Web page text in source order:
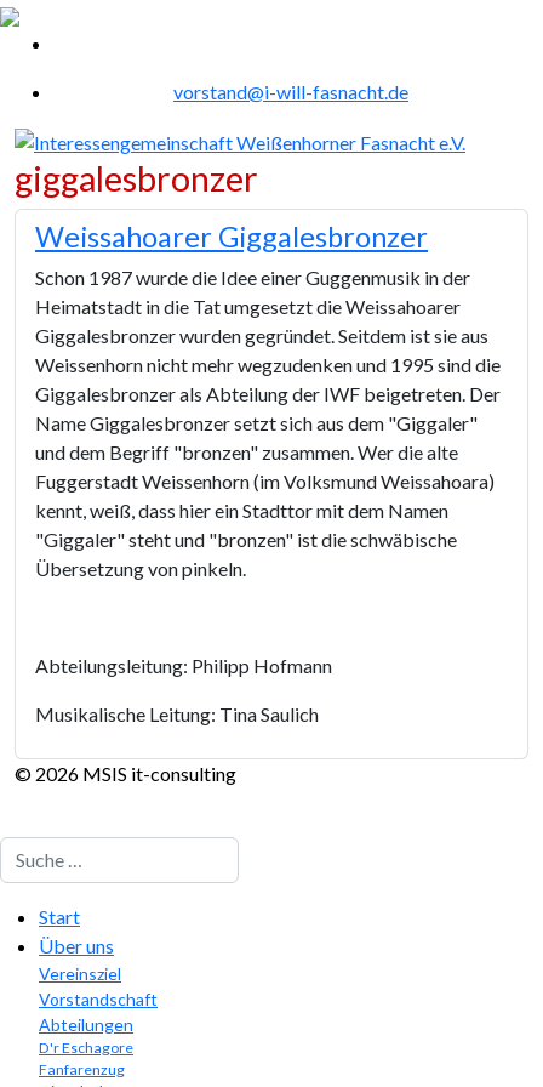
vorstand@i-will-fasnacht.de
giggalesbronzer
Weissahoarer Giggalesbronzer
Schon 1987 wurde die Idee einer Guggenmusik in der
Heimatstadt in die Tat umgesetzt die Weissahoarer
Giggalesbronzer wurden gegründet. Seitdem ist sie aus
Weissenhorn nicht mehr wegzudenken und 1995 sind die
Giggalesbronzer als Abteilung der IWF beigetreten. Der
Name Giggalesbronzer setzt sich aus dem "Giggaler"
und dem Begriff "bronzen" zusammen. Wer die alte
Fuggerstadt Weissenhorn (im Volksmund Weissahoara)
kennt, weiß, dass hier ein Stadttor mit dem Namen
"Giggaler" steht und "bronzen" ist die schwäbische
Übersetzung von pinkeln.
Abteilungsleitung: Philipp Hofmann
Musikalische Leitung: Tina Saulich
© 2026 MSIS it-consulting
Suchen
Start
Über uns
Vereinsziel
Vorstandschaft
Abteilungen
D'r Eschagore
Fanfarenzug